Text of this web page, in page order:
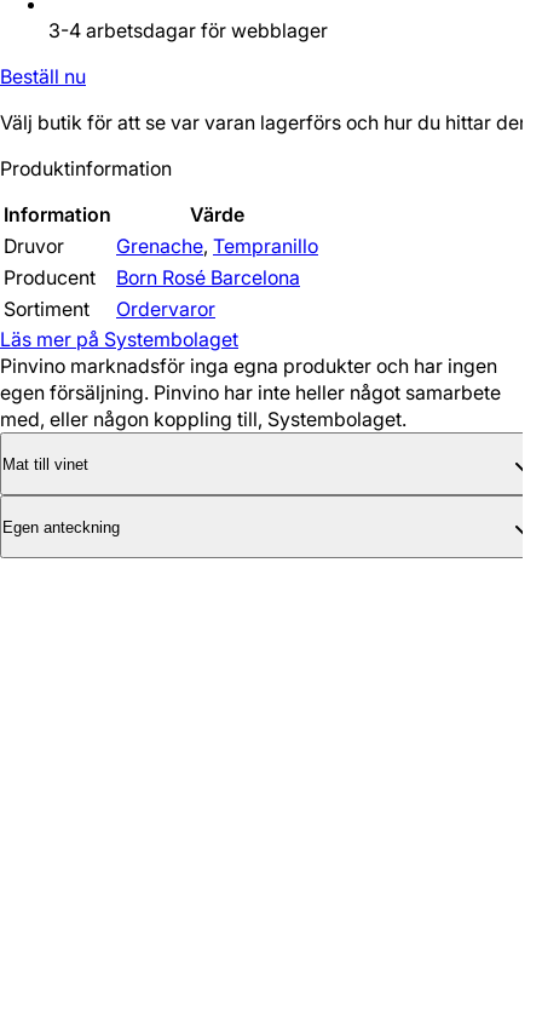
3-4 arbetsdagar för webblager
Beställ nu
Välj butik för att se var varan lagerförs och hur du hittar den.
Produktinformation
Information
Värde
Druvor
Grenache, Tempranillo
Producent
Born Rosé Barcelona
Sortiment
Ordervaror
Läs mer på Systembolaget
Pinvino marknadsför inga egna produkter och har ingen
egen försäljning. Pinvino har inte heller något samarbete
med, eller någon koppling till, Systembolaget.
Mat till vinet
Egen anteckning